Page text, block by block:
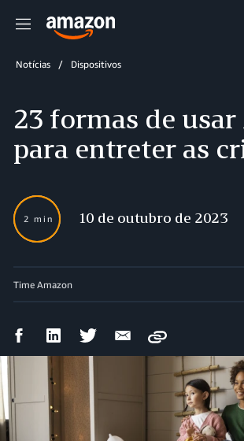
Menu
Notícias Dispositivos
23 formas de
para entreter as
2 min 10 de outubro de 2023
Time Amazon
Compartilhar
Facebook
Compartilhar
LinkedIn
CompartilharCompartilhar
Copy